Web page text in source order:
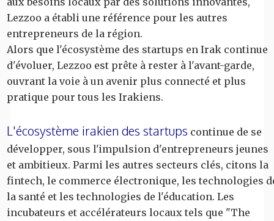
Lezzoo a établi une référence pour les autres
entrepreneurs de la région.
Alors que l'écosystème des startups en Irak continue
d'évoluer, Lezzoo est prête à rester à l'avant-garde,
ouvrant la voie à un avenir plus connecté et plus
pratique pour tous les Irakiens.
L'écosystème irakien des startups continue de se
développer, sous l'impulsion d'entrepreneurs jeunes
et ambitieux. Parmi les autres secteurs clés, citons la
fintech, le commerce électronique, les technologies
la santé et les technologies de l'éducation. Les
incubateurs et accélérateurs locaux tels que "The